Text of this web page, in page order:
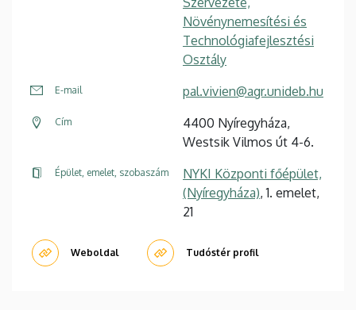
Növénynemesítési és
Technológiafejlesztési
Osztály
E-mail pal.vivien@agr.unideb.hu
Cím
4400 Nyíregyháza,
Westsik Vilmos út 4-6.
Épület, emelet, szobaszám
NYKI Központi főépület,
(Nyíregyháza), 1. emelet,
21
Weboldal Tudóstér profil